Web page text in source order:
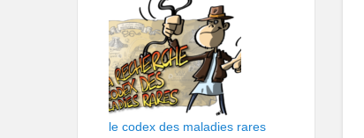
le codex des maladies rares